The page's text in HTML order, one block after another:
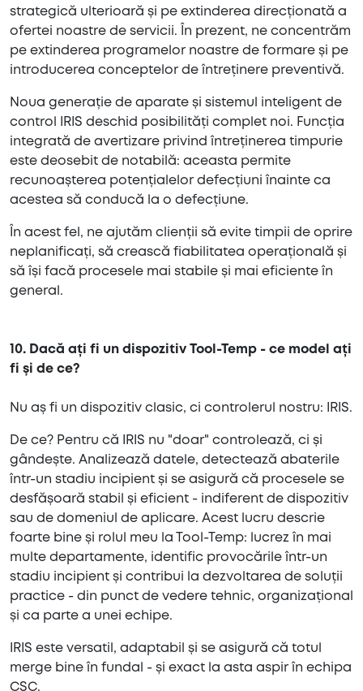
strategică ulterioară și pe extinderea direcționată a
ofertei noastre de servicii. În prezent, ne concentrăm
pe extinderea programelor noastre de formare și pe
introducerea conceptelor de întreținere preventivă.
Noua generație de aparate și sistemul inteligent de
control IRIS deschid posibilități complet noi. Funcția
integrată de avertizare privind întreținerea timpurie
este deosebit de notabilă: aceasta permite
recunoașterea potențialelor defecțiuni înainte ca
acestea să conducă la o defecțiune.
În acest fel, ne ajutăm clienții să evite timpii de oprire
neplanificați, să crească fiabilitatea operațională și
să își facă procesele mai stabile și mai eficiente în
general.
10. Dacă ați fi un dispozitiv Tool-Temp - ce model ați
fi și de ce?
Nu aș fi un dispozitiv clasic, ci controlerul nostru: IRIS.
De ce? Pentru că IRIS nu "doar" controlează, ci și
gândește. Analizează datele, detectează abaterile
într-un stadiu incipient și se asigură că procesele se
desfășoară stabil și eficient - indiferent de dispozitiv
sau de domeniul de aplicare. Acest lucru descrie
foarte bine și rolul meu la Tool-Temp: lucrez în mai
multe departamente, identific provocările într-un
stadiu incipient și contribui la dezvoltarea de soluții
practice - din punct de vedere tehnic, organizațional
și ca parte a unei echipe.
IRIS este versatil, adaptabil și se asigură că totul
merge bine în fundal - și exact la asta aspir în echipa
CSC.